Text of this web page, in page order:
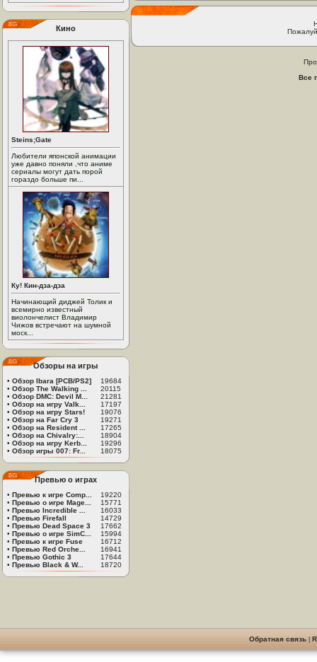
Кино
Steins;Gate
Любители японской анимации
уже давно поняли ,что аниме
сериалы могут дать порой
гораздо больше пи...
Ку! Кин-дза-дза
Начинающий диджей Толик и
всемирно известный
виолончелист Владимир
Чижов встречают на шумной
моск...
Обзоры на игры
• Обзор Ibara [PCB/PS2]
19684
• Обзор The Walking ...
20115
• Обзор DMC: Devil M...
21281
• Обзор на игру Valk...
17197
• Обзор на игру Stars!
19076
• Обзор на Far Cry 3
19271
• Обзор на Resident ...
17265
• Обзор на Chivalry:...
18904
• Обзор на игру Kerb...
19296
• Обзор игры 007: Fr... 18075
Превью о играх
• Превью к игре Comp...
19220
• Превью о игре Mage...
15771
• Превью Incredible ...
16033
• Превью Firefall
14729
• Превью Dead Space 3
17662
• Превью о игре SimC...
15994
• Превью к игре Fuse
16712
• Превью Red Orche...
16941
• Превью Gothic 3
17644
• Превью Black & W... 18720
Все
Обратная связь